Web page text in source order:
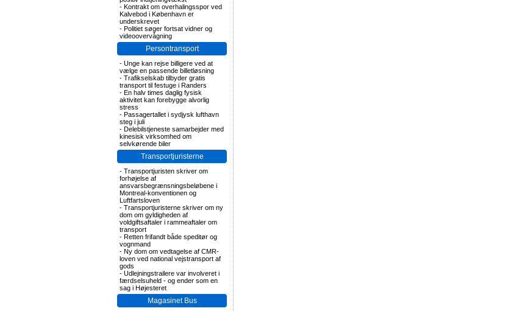
- Kontrakt om overhalingsspor ved
Kalvebod i København er
underskrevet
- Politiet søger fortsat vidner og
videoovervågning
Persontransport
- Unge kan rejse billigere ved at
vælge en passende billetløsning
- Trafikselskab tilbyder gratis
transport til festuge i Randers
- En halv times daglig fysisk
aktivitet kan forebygge alvorlig
stress
- Passagertallet i sydjysk lufthavn
steg i juli
- Delebilstjeneste samarbejder med
kinesisk virksomhed om
selvkørende biler
Transportjuristerne
- Transportjuristen skriver om
forhøjelse af
ansvarsbegrænsningsbeløbene i
Montreal-konventionen og
Luftfartsloven
- Transportjuristerne skriver om ny
dom om gyldigheden af
voldgiftsaftaler i rammeaftaler om
transport
- Retten frifandt både speditør og
vognmand
- Ny dom om vedtagelse af CMR-
loven ved national vejstransport af
gods
- Udlejningstrailere var involveret i
færdselsuheld - og ender som en
sag i Højesteret
Magasinet Bus